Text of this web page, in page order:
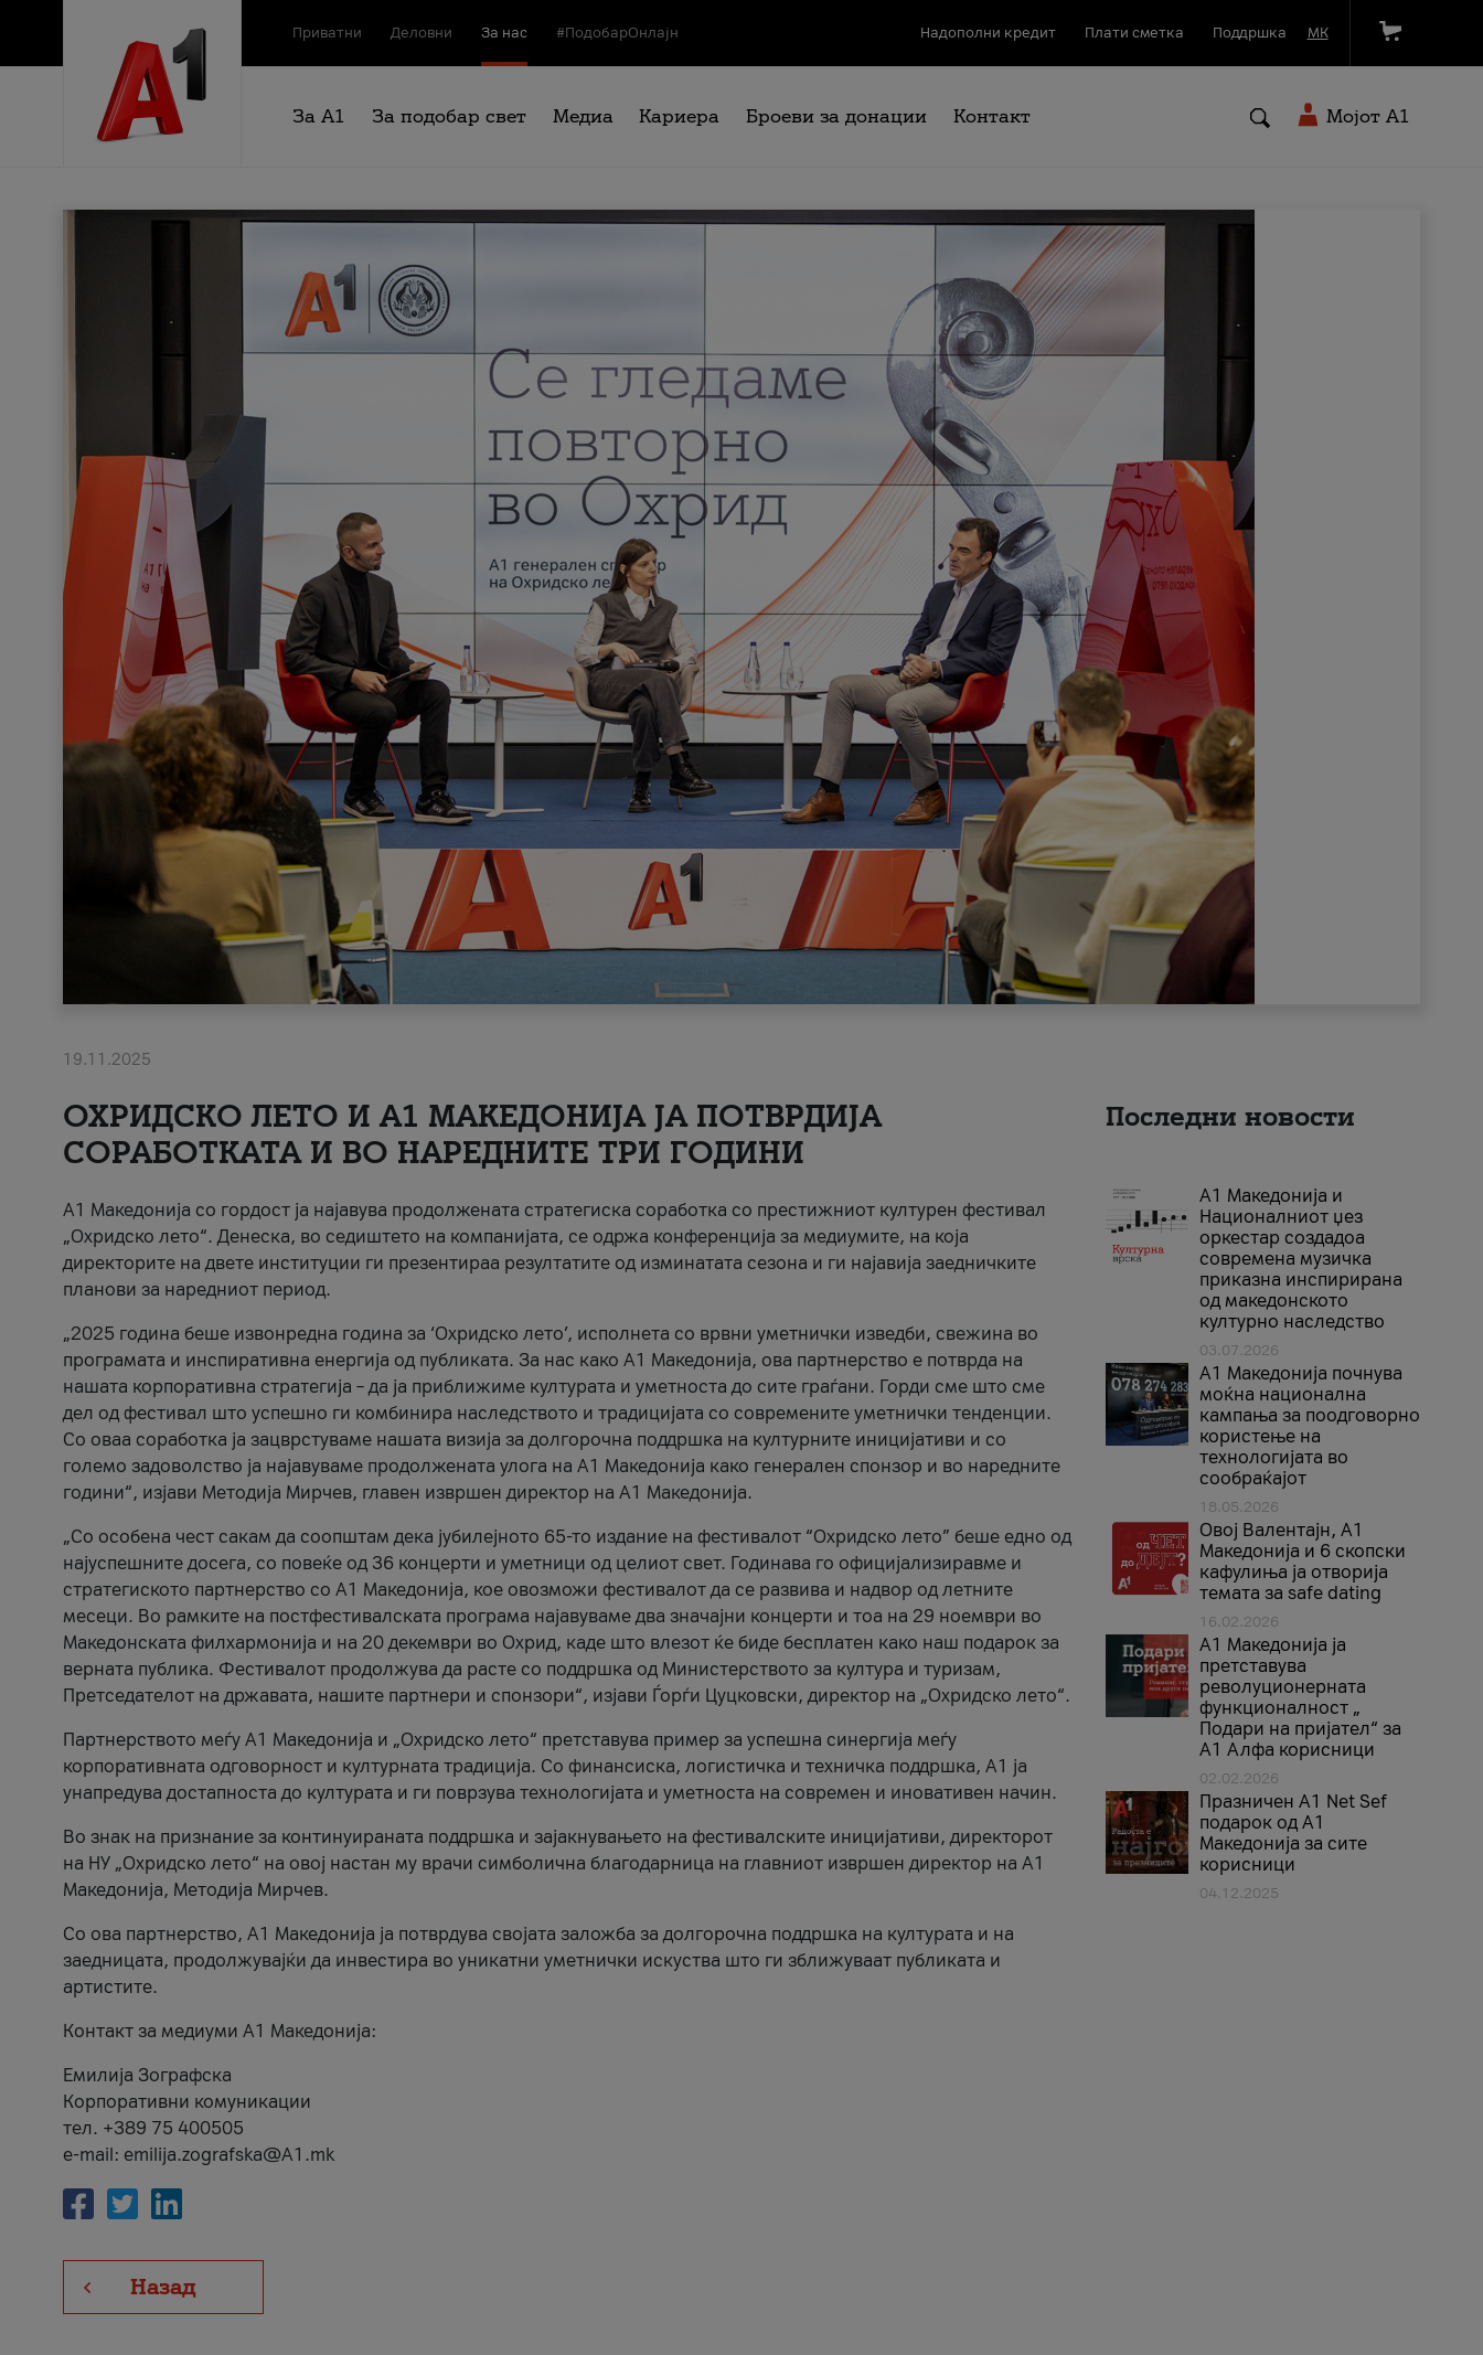
Приватни Деловни За нас #ПодобарОнлајн Надополни кредит Плати сметка Поддршка МК
За А1 За подобар свет Медиа Кариера Броеви за донации Контакт Мојот A1
19.11.2025
ОХРИДСКО ЛЕТО И A1 МАКЕДОНИЈА ЈА ПОТВРДИЈА
СОРАБОТКАТА И ВО НАРЕДНИТЕ ТРИ ГОДИНИ
A1 Македонија со гордост ја најавува продолжената стратегиска соработка со престижниот културен фестивал
„Охридско лето“. Денеска, во седиштето на компанијата, се одржа конференција за медиумите, на која
директорите на двете институции ги презентираа резултатите од изминатата сезона и ги најавија заедничките
планови за наредниот период.
„2025 година беше извонредна година за ‘Охридско лето’, исполнета со врвни уметнички изведби, свежина во
програмата и инспиративна енергија од публиката. За нас како A1 Македонија, ова партнерство е потврда на
нашата корпоративна стратегија – да ја приближиме културата и уметноста до сите граѓани. Горди сме што сме
дел од фестивал што успешно ги комбинира наследството и традицијата со современите уметнички тенденции.
Со оваа соработка ја зацврстуваме нашата визија за долгорочна поддршка на културните иницијативи и со
големо задоволство ја најавуваме продолжената улога на A1 Македонија како генерален спонзор и во наредните
години“, изјави Методија Мирчев, главен извршен директор на A1 Македонија.
„Со особена чест сакам да соопштам дека јубилејното 65-то издание на фестивалот “Охридско лето” беше едно од
најуспешните досега, со повеќе од 36 концерти и уметници од целиот свет. Годинава го официјализиравме и
стратегиското партнерство со А1 Македонија, кое овозможи фестивалот да се развива и надвор од летните
месеци. Во рамките на постфестивалската програма најавуваме два значајни концерти и тоа на 29 ноември во
Македонската филхармонија и на 20 декември во Охрид, каде што влезот ќе биде бесплатен како наш подарок за
верната публика. Фестивалот продолжува да расте со поддршка од Министерството за култура и туризам,
Претседателот на државата, нашите партнери и спонзори“, изјави Ѓорѓи Цуцковски, директор на „Охридско лето“.
Партнерството меѓу A1 Македонија и „Охридско лето“ претставува пример за успешна синергија меѓу
корпоративната одговорност и културната традиција. Со финансиска, логистичка и техничка поддршка, A1 ја
унапредува достапноста до културата и ги поврзува технологијата и уметноста на современ и иновативен начин.
Во знак на признание за континуираната поддршка и зајакнувањето на фестивалските иницијативи, директорот
на НУ „Охридско лето“ на овој настан му врачи симболична благодарница на главниот извршен директор на A1
Македонија, Методија Мирчев.
Со ова партнерство, A1 Македонија ја потврдува својата заложба за долгорочна поддршка на културата и на
заедницата, продолжувајќи да инвестира во уникатни уметнички искуства што ги зближуваат публиката и
артистите.
Контакт за медиуми А1 Македонија:
Емилија Зографска
Корпоративни комуникации
тел. +389 75 400505
e-mail: emilija.zografska@A1.mk
Назад
Последни новости
А1 Македонија и
Националниот џез
оркестар создадоа
современа музичка
приказна инспирирана
од македонското
културно наследство
03.07.2026
A1 Македонија почнува
моќна национална
кампања за поодговорно
користење на
технологијата во
сообраќајот
18.05.2026
Овој Валентајн, A1
Македонија и 6 скопски
кафулиња ја отворија
темата за safe dating
16.02.2026
А1 Македонија ја
претставува
револуционерната
функционалност „
Подари на пријател“ за
А1 Алфа корисници
02.02.2026
Празничен A1 Net Sеf
подарок од А1
Македонија за сите
корисници
04.12.2025